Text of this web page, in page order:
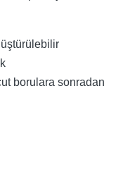
borulara sonradan